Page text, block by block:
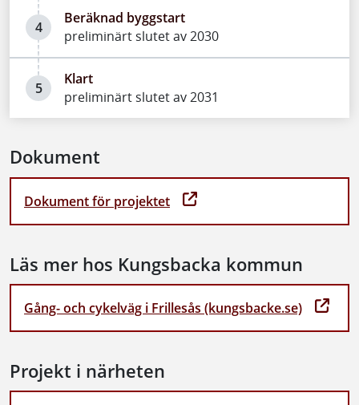
4
Beräknad byggstart
preliminärt slutet av 2030
5
Klart
preliminärt slutet av 2031
Dokument
Dokument för projektet
Läs mer hos Kungsbacka kommun
Gång- och cykelväg i Frillesås (kungsbacke.se)
Projekt i närheten